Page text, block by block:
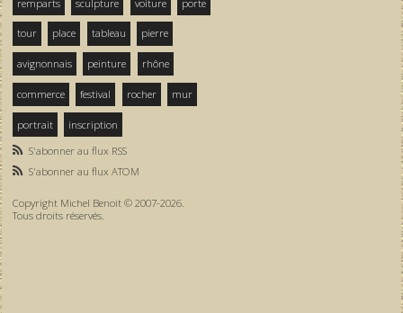
remparts sculpture voiture porte
tour place tableau pierre
avignonnais peinture rhône
commerce festival rocher mur
portrait
inscription
S'abonner au flux RSS
S'abonner au flux ATOM
Copyright Michel Benoit © 2007-2026.
Tous droits réservés.